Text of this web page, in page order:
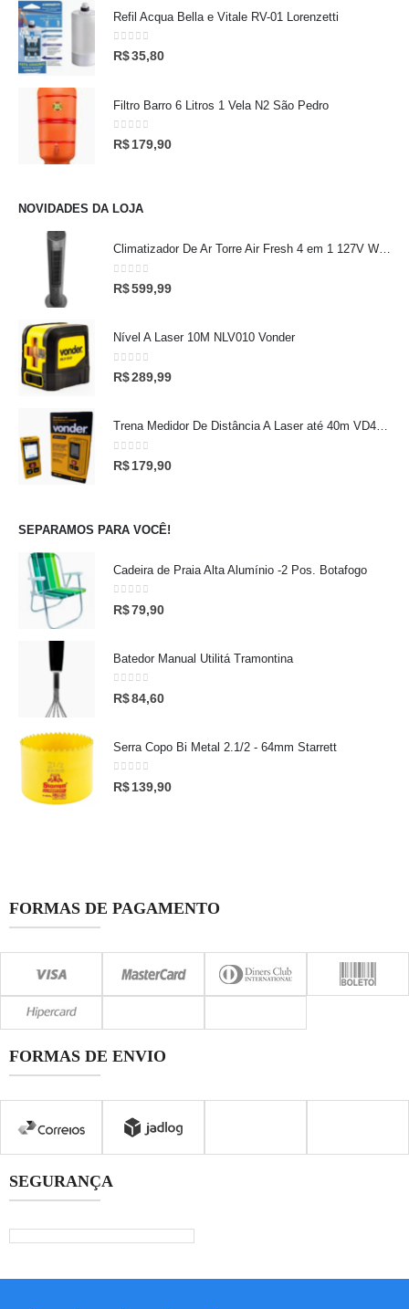
Refil Acqua Bella e Vitale RV-01 Lorenzetti
0out of 5
R$35,80
Filtro Barro 6 Litros 1 Vela N2 São Pedro
0out of 5
R$179,90
NOVIDADES DA LOJA
Climatizador De Ar Torre Air Fresh 4 em 1 127V Wap
0out of 5
R$599,99
Nível A Laser 10M NLV010 Vonder
0out of 5
R$289,99
Trena Medidor De Distância A Laser até 40m VD40 Vonder
0out of 5
R$179,90
SEPARAMOS PARA VOCÊ!
Cadeira de Praia Alta Alumínio -2 Pos. Botafogo
0out of 5
R$79,90
Batedor Manual Utilitá Tramontina
0out of 5
R$84,60
Serra Copo Bi Metal 2.1/2 - 64mm Starrett
0out of 5
R$139,90
FORMAS DE PAGAMENTO
FORMAS DE ENVIO
SEGURANÇA